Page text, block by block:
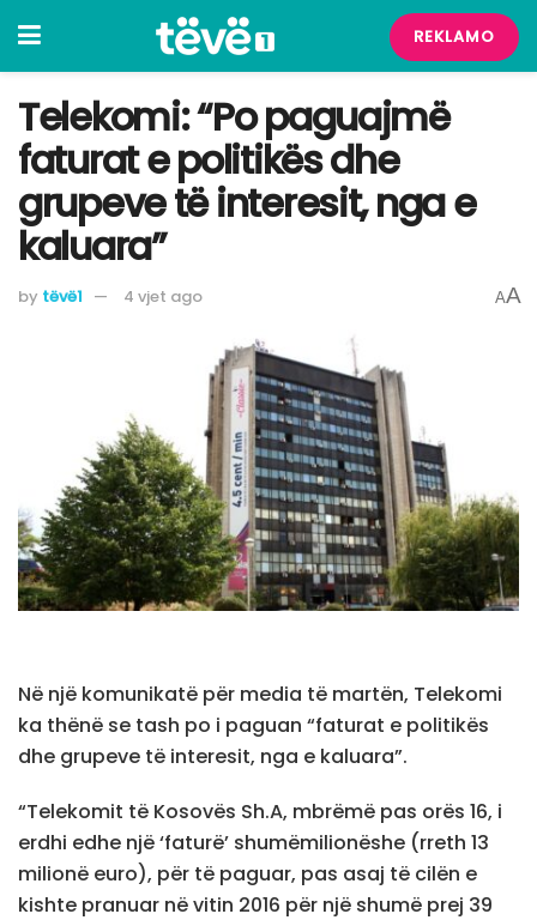
REKLAMO
Telekomi: “Po paguajmë
faturat e politikës dhe
grupeve të interesit, nga e
kaluara”
by tëvë1 4 vjet ago AA
Në një komunikatë për media të martën, Telekomi
ka thënë se tash po i paguan “faturat e politikës
dhe grupeve të interesit, nga e kaluara”.
“Telekomit të Kosovës Sh.A, mbrëmë pas orës 16, i
erdhi edhe një ‘faturë’ shumëmilionëshe (rreth 13
milionë euro), për të paguar, pas asaj të cilën e
kishte pranuar në vitin 2016 për një shumë prej 39